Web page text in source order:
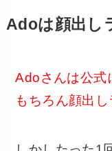
Adoは顔出し
Adoさんは公式
もちろん顔出し